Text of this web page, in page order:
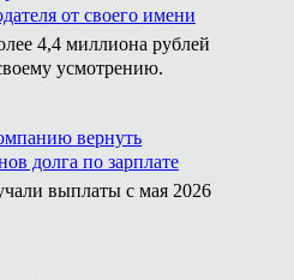
от своего имени
4,4 миллиона рублей
усмотрению.
вернуть
долга по зарплате
выплаты с мая 2026